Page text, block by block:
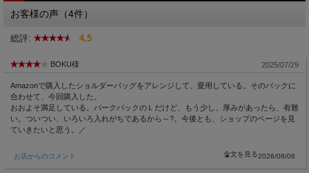
お客様の声（4件）
総評: 4.5
BOKU様 2025/07/29
Amazonで購入したショルダーバッグをアレンジして、愛用している。そのバックに
合わせて、今回購入した。
おおよそ満足している。パークバックのＬだけど、もう少し、厚みがあったら、有難
い。ついつい、いろいろ入れがちであるから～?。今後とも、ショップのページを見
ていきたいと思う。／
お店からのコメント 2026/08/06